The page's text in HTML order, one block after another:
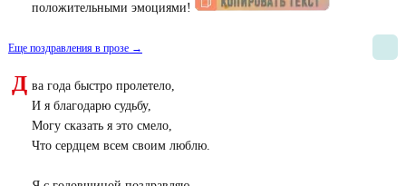
положительными эмоциями!
Еще поздравления в прозе →
Д ва года быстро пролетело,
И я благодарю судьбу,
Могу сказать я это смело,
Что сердцем всем своим люблю.